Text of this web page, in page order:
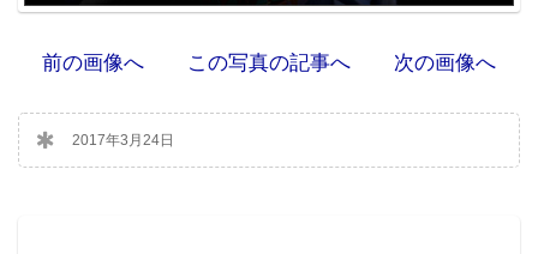
前の画像へ この写真の記事へ 次の画像へ
2017年3月24日